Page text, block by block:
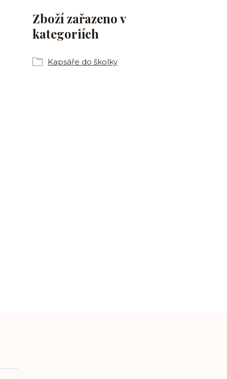
Zboží zařazeno v
kategoriích
Kapsáře do školky